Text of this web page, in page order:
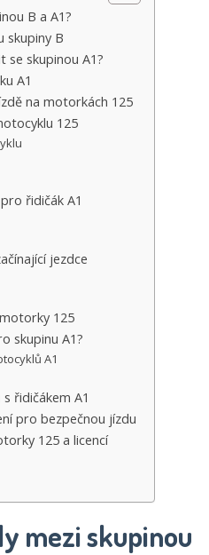
B a A1?
skupiny B
se skupinou A1?
A1
na motorkách 125
125
řidičák A1
jezdce
125
skupinu A1?
A1
řidičákem A1
pro bezpečnou jízdu
125 a licencí
mezi skupinou